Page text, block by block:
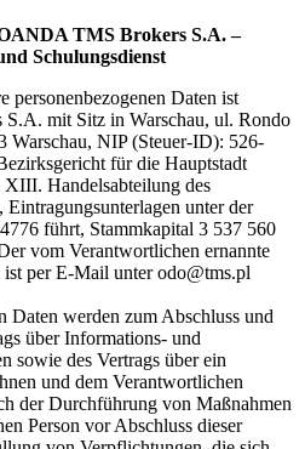
TMS Brokers S.A. –
Schulungsdienst
personenbezogenen Daten ist
mit Sitz in Warschau, ul. Rondo
Warschau, NIP (Steuer-ID): 526-
für die Hauptstadt
XIII. Handelsabteilung des
Eintragungsunterlagen unter der
führt, Stammkapital 3 537 560
vom Verantwortlichen ernannte
ist per E-Mail unter odo@tms.pl
Daten werden zum Abschluss und
über Informations- und
sowie des Vertrags über ein
und dem Verantwortlichen
der Durchführung von Maßnahmen
Person vor Abschluss dieser